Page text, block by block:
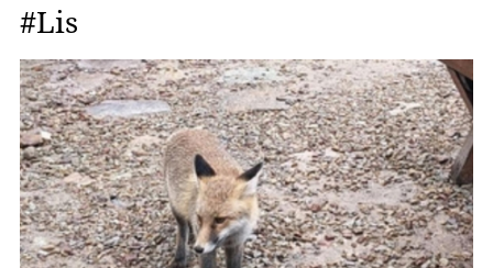
#Lis